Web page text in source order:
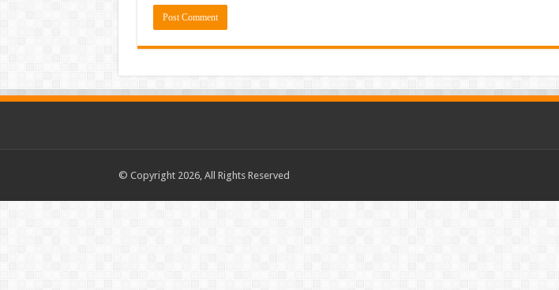
© Copyright 2026, All Rights Reserved